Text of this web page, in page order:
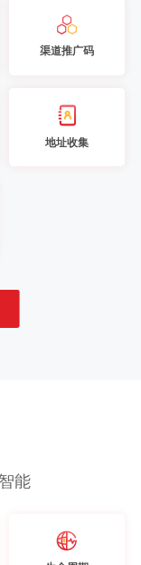
渠道推广码
地址收集
能